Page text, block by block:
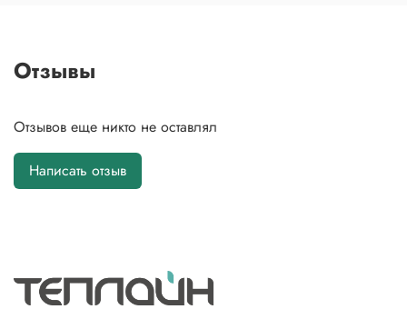
Отзывы
Отзывов еще никто не оставлял
Написать отзыв